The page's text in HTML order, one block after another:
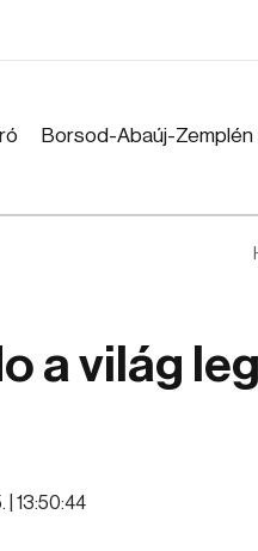
Borsod-Abaúj-Zemplén
a világ
| 13:50:44